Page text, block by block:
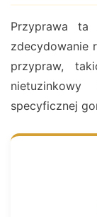
Przyprawa ta
zdecydowanie
przypraw,
specyficznej